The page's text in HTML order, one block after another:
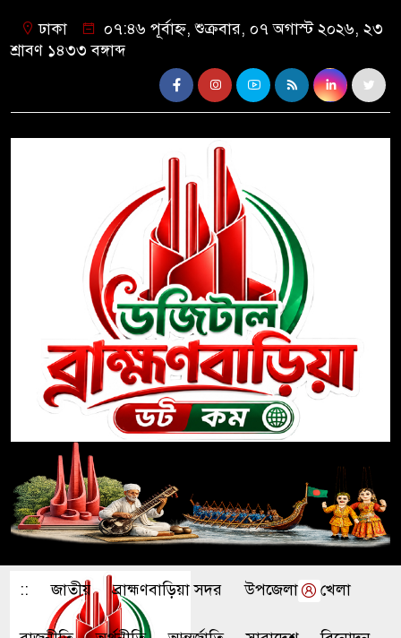
ঢাকা
০৭:৪৬ পূর্বাহ্ন, শুক্রবার, ০৭ অগাস্ট ২০২৬, ২৩
শ্রাবণ ১৪৩৩ বঙ্গাব্দ
:: জাতীয় ব্রাহ্মণবাড়িয়া সদর উপজেলা খেলা